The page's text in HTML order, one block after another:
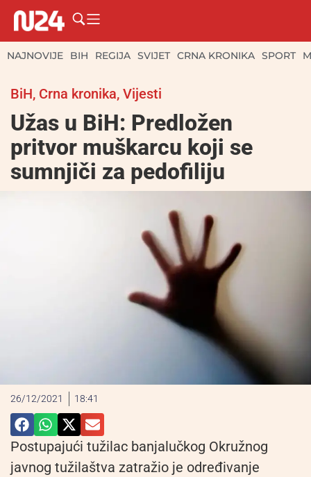
NAJNOVIJE BIH REGIJA SVIJET CRNA KRONIKA SPORT
BiH, Crna kronika, Vijesti
Užas u BiH: Predložen
pritvor muškarcu koji se
sumnjiči za pedofiliju
26/12/2021 18:41
Postupajući tužilac banjalučkog Okružnog
javnog tužilaštva zatražio je određivanje